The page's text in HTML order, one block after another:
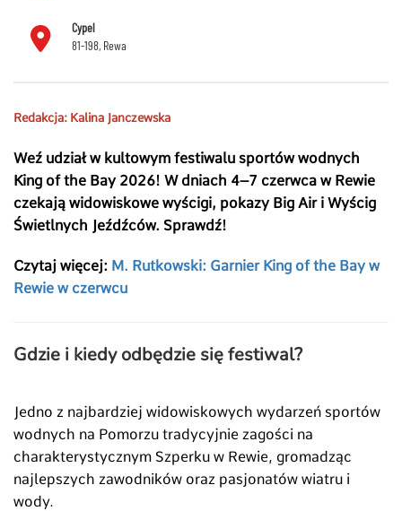
Cypel
81-198, Rewa
Redakcja: Kalina Janczewska
Weź udział w kultowym festiwalu sportów wodnych
King of the Bay 2026! W dniach 4–7 czerwca w Rewie
czekają widowiskowe wyścigi, pokazy Big Air i Wyścig
Świetlnych Jeźdźców. Sprawdź!
Czytaj więcej: M. Rutkowski: Garnier King of the Bay w
Rewie w czerwcu
Gdzie i kiedy odbędzie się festiwal?
Jedno z najbardziej widowiskowych wydarzeń sportów
wodnych na Pomorzu tradycyjnie zagości na
charakterystycznym Szperku w Rewie, gromadząc
najlepszych zawodników oraz pasjonatów wiatru i
wody.